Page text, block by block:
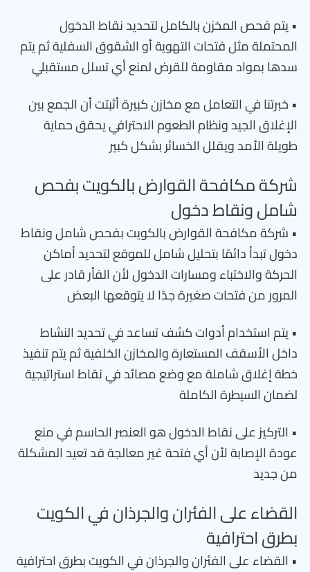
• يتم فحص المخزن بالكامل لتحديد نقاط الدخول
المحتملة مثل فتحات التهوية أو الشقوق السفلية ثم يتم
سدها بمواد مقاومة للقرض لمنع أي تسلل مستقبلي
• خبرتنا في التعامل مع مخازن كبيرة أثبتت أن الجمع بين
الإغلاق الجيد ونظام الطعوم الاحترافي يحقق حماية
طويلة الأمد ويقلل الخسائر بشكل كبير
شركة مكافحة القوارض بالكويت بفحص
شامل ونقاط دخول
• شركة مكافحة القوارض بالكويت بفحص شامل ونقاط
دخول تبدأ دائمًا بتحليل شامل للموقع لتحديد أماكن
الحركة والاختباء ومسارات الدخول لأن الفأر قادر على
المرور من فتحات صغيرة جدًا لا يتوقعها البعض
• يتم استخدام أدوات كشف تساعد في تحديد النشاط
داخل الأسقف المستعارة والمخازن الخلفية ثم يتم تنفيذ
خطة إغلاق شاملة مع وضع مصائد في نقاط استراتيجية
لضمان السيطرة الكاملة
• التركيز على نقاط الدخول هو العنصر الحاسم في منع
عودة الإصابة لأن أي فتحة غير معالجة قد تعيد المشكلة
من جديد
القضاء على الفئران والجرذان في الكويت
بطرق احترافية
• القضاء على الفئران والجرذان في الكويت بطرق احترافية